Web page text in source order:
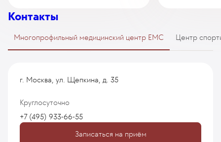
Контакты
Многопрофильный медицинский центр EMC Центр
г. Москва, ул. Щепкина, д. 35
Круглосуточно
+7 (495) 933-66-55
Записаться на приём